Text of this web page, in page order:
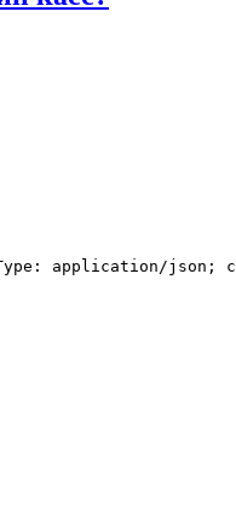
application/json;